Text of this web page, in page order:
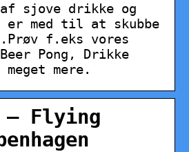
sjove drikke og
er med til at skubbe
f.eks vores
Pong, Drikke
mere.
Flying